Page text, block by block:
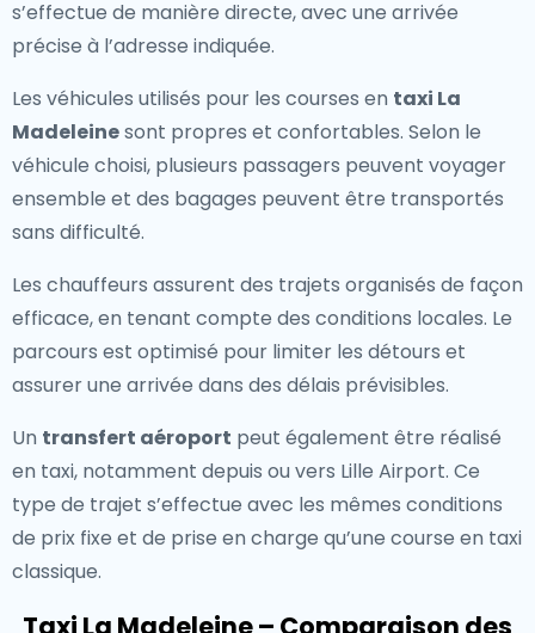
s’effectue de manière directe, avec une arrivée
précise à l’adresse indiquée.
Les véhicules utilisés pour les courses en taxi La
Madeleinesont propres et confortables. Selon le
véhicule choisi, plusieurs passagers peuvent voyager
ensemble et des bagages peuvent être transportés
sans difficulté.
Les chauffeurs assurent des trajets organisés de façon
efficace, en tenant compte des conditions locales. Le
parcours est optimisé pour limiter les détours et
assurer une arrivée dans des délais prévisibles.
Un transfert aéroport peut également être réalisé
en taxi, notamment depuis ou vers Lille Airport. Ce
type de trajet s’effectue avec les mêmes conditions
de prix fixe et de prise en charge qu’une course en taxi
classique.